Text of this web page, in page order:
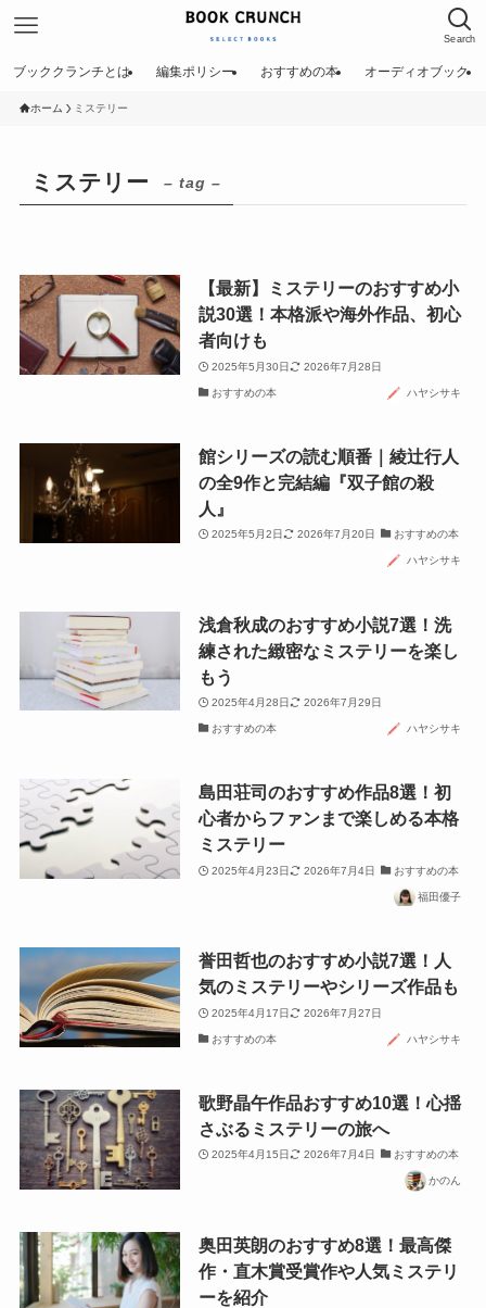
Search
ブッククランチとは 編集ポリシー おすすめの本 オーディオブック
ホーム ミステリー
ミステリー – tag –
【最新】ミステリーのおすすめ小
説30選！本格派や海外作品、初心
者向けも
2025年5月30日 2026年7月28日
おすすめの本 ハヤシサキ
館シリーズの読む順番｜綾辻行人
の全9作と完結編『双子館の殺
人』
2025年5月2日 2026年7月20日 おすすめの本
ハヤシサキ
浅倉秋成のおすすめ小説7選！洗
練された緻密なミステリーを楽し
もう
2025年4月28日 2026年7月29日
おすすめの本 ハヤシサキ
島田荘司のおすすめ作品8選！初
心者からファンまで楽しめる本格
ミステリー
2025年4月23日 2026年7月4日 おすすめの本
福田優子
誉田哲也のおすすめ小説7選！人
気のミステリーやシリーズ作品も
2025年4月17日 2026年7月27日
おすすめの本 ハヤシサキ
歌野晶午作品おすすめ10選！心揺
さぶるミステリーの旅へ
2025年4月15日 2026年7月4日 おすすめの本
かのん
奥田英朗のおすすめ8選！最高傑
作・直木賞受賞作や人気ミステリ
ーを紹介